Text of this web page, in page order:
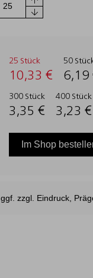
25 Stück
10,33 €
50
6,19
300 Stück
3,35 €
400 Stück
3,23 €
Im Shop
ggf. zzgl. Eindruck,